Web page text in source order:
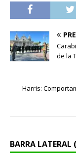
de la
Harris:
BARRA LATERAL